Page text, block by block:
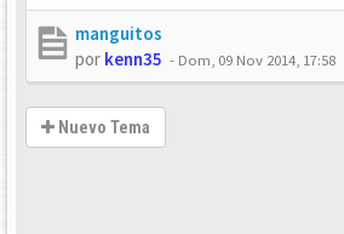
manguitos
por kenn35 - Dom, 09 Nov 2014, 17:58
Nuevo Tema